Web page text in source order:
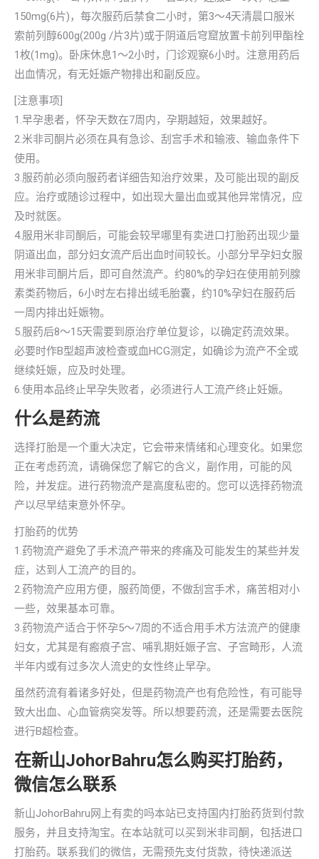
150mg(6片)，每次服药后禁食二小时，第3～4天清晨口服米
索前列醇600g(200g /片3片)或于阴道后穹窟放置卡前列甲酯栓
1枚(1mg)。卧床休息1～2小时，门诊观察6小时。注意用药后
出血情况，有无妊娠产物排出和副反应。
[注意事项]
1.早孕患者，怀孕天数在7周内，孕期越短，效果越好。
2.米非司酮片必须在具有急诊、刮宫手术和输液、输血条件下
使用。
3.服药前必须向服药者详细告知治疗效果，及可能出现的副反
应。治疗或随诊过程中，如出现大量出血或其他异常情况，应
及时就医。
4.服用米非司酮后，可能会较早哪里有卖进口打胎药出现少量
阴道出血，部分妇女流产后出血时间较长。小部分早孕妇女服
用米非司酮片后，即可自然流产。约80%的孕妇在使用前列腺
素类药物后，6小时左右排出绒毛胎囊，约10%孕妇在服药后
一周内排出妊娠物。
5.服药后8～15天需要到原治疗单位复诊，以确定药流效果。
必要时作B型超声波检查或血HCG测定，如确诊为流产不全或
继续妊娠，应及时处理。
6.使用本品终止早孕失败者，必须进行人工流产终止妊娠。
什么是药流
选择打胎是一个重大决定，它会带来情绪和心理变化。如果您
正在考虑药流，请确保您了解它的含义，副作用，可能的风
险，并发症。进行药物流产是高度私密的。您可以选择药物流
产以尽早结束意外怀孕。
打胎药的优势
1.药物流产避免了手术流产带来的疼痛及可能发生的某些并发
症，达到人工流产的目的。
2.药物流产应用方便，服药简便，不做刮宫手术，痛苦相对小
一些，效果基本可靠。
3.药物流产适合于怀孕5～7周的不适合用手术方法流产的健康
妇女，尤其是有瘢痕子宫、哺乳期妊娠子宫、子宫畸形，人流
半年内或有过多次人流史的女性终止早孕。
虽然药流有着诸多好处，但是药物流产也有危险性，有可能导
致大出血、心血管病突发等。所以想要药流，还是需要去医院
进行B超检查。
在新山JohorBahru怎么购买打胎药，
微信怎么联系
新山JohorBahru网上有卖的吗本站已支持国内打胎药货到付款
服务，并且支持淘宝。在本站就可以买到米非司酮，包括进口
打胎药。联系我们的微信，无需预先支付货款，待快递派送